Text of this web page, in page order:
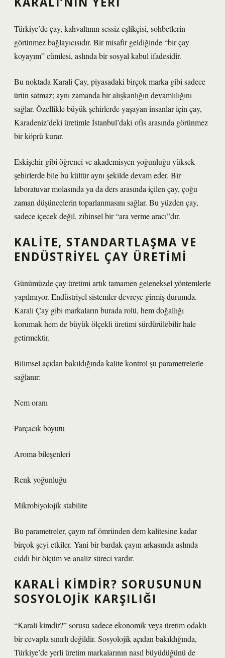
Türkiye’de çay, kahvaltının sessiz eşlikçisi, sohbetlerin
görünmez bağlayıcısıdır. Bir misafir geldiğinde “bir çay
koyayım” cümlesi, aslında bir sosyal kabul ifadesidir.
Bu noktada Karali Çay, piyasadaki birçok marka gibi sadece
ürün satmaz; aynı zamanda bir alışkanlığın devamlılığını
sağlar. Özellikle büyük şehirlerde yaşayan insanlar için çay,
Karadeniz’deki üretimle İstanbul’daki ofis arasında görünmez
bir köprü kurar.
Eskişehir gibi öğrenci ve akademisyen yoğunluğu yüksek
şehirlerde bile bu kültür aynı şekilde devam eder. Bir
laboratuvar molasında ya da ders arasında içilen çay, çoğu
zaman düşüncelerin toparlanmasını sağlar. Bu yüzden çay,
sadece içecek değil, zihinsel bir “ara verme aracı”dır.
KALITE, STANDARTLAŞMA VE
ENDÜSTRIYEL ÇAY ÜRETIMI
Günümüzde çay üretimi artık tamamen geleneksel yöntemlerle
yapılmıyor. Endüstriyel sistemler devreye girmiş durumda.
Karali Çay gibi markaların burada rolü, hem doğallığı
korumak hem de büyük ölçekli üretimi sürdürülebilir hale
getirmektir.
Bilimsel açıdan bakıldığında kalite kontrol şu parametrelerle
sağlanır:
Nem oranı
Parçacık boyutu
Aroma bileşenleri
Renk yoğunluğu
Mikrobiyolojik stabilite
Bu parametreler, çayın raf ömründen dem kalitesine kadar
birçok şeyi etkiler. Yani bir bardak çayın arkasında aslında
ciddi bir ölçüm ve analiz süreci vardır.
KARALI KIMDIR? SORUSUNUN
SOSYOLOJIK KARŞILIĞI
“Karali kimdir?” sorusu sadece ekonomik veya üretim odaklı
bir cevapla sınırlı değildir. Sosyolojik açıdan bakıldığında,
Türkiye’de yerli üretim markalarının nasıl büyüdüğünü de